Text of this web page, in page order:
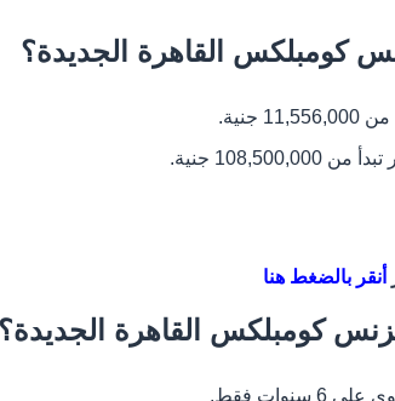
أنقر بالضغط هنا